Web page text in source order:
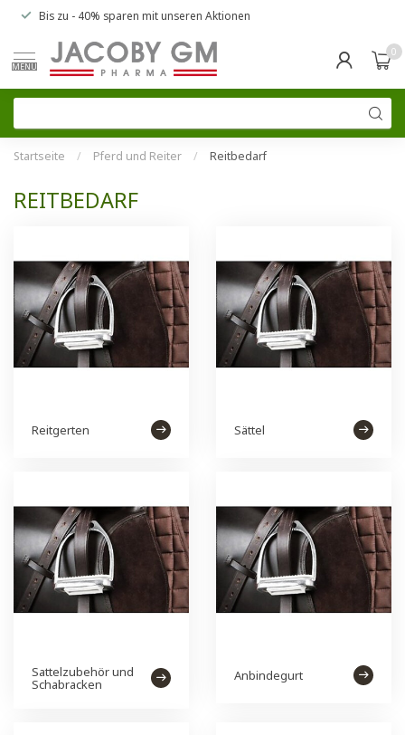
Bis zu - 40% sparen mit unseren Aktionen
MENU
0
Startseite / Pferd und Reiter / Reitbedarf
REITBEDARF
Reitgerten Sättel
Sattelzubehör und
Schabracken
Anbindegurt